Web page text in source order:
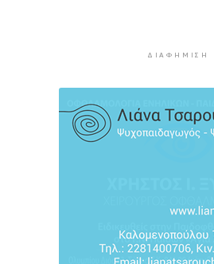
Οκτώ ναυτιλιακές ενώσεις
στo Στενό του Ορμούζ
10 ώρες πρίν
ΔΙΑΦΉΜΙΣΗ